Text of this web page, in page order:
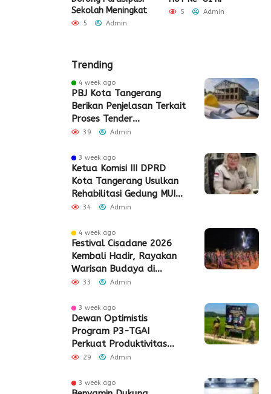
Sekolah Meningkat
5 Admin
5 Admin
Trending
4 week ago
PBJ Kota Tangerang
Berikan Penjelasan Terkait
Proses Tender
Pembangunan Eks Pabrik
39 Admin
3 week ago
Ketua Komisi III DPRD
Kota Tangerang Usulkan
Rehabilitasi Gedung MUI
Periuk
34 Admin
4 week ago
Festival Cisadane 2026
Kembali Hadir, Rayakan
Warisan Budaya di
Jantung Kota Tangerang
33 Admin
3 week ago
Dewan Optimistis
Program P3-TGAI
Perkuat Produktivitas
Pertanian di Lebak
29 Admin
3 week ago